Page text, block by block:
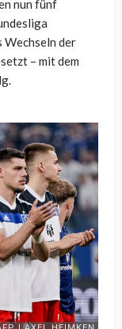
nun fünf
Wechseln der
– mit dem